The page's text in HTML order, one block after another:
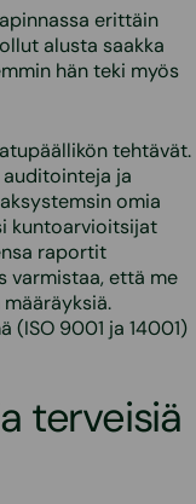
erittäin
alusta saakka
hän teki myös
tehtävät.
ja
omia
kuntoarvioitsijat
raportit
varmistaa, että me
9001 ja 14001)
terveisiä